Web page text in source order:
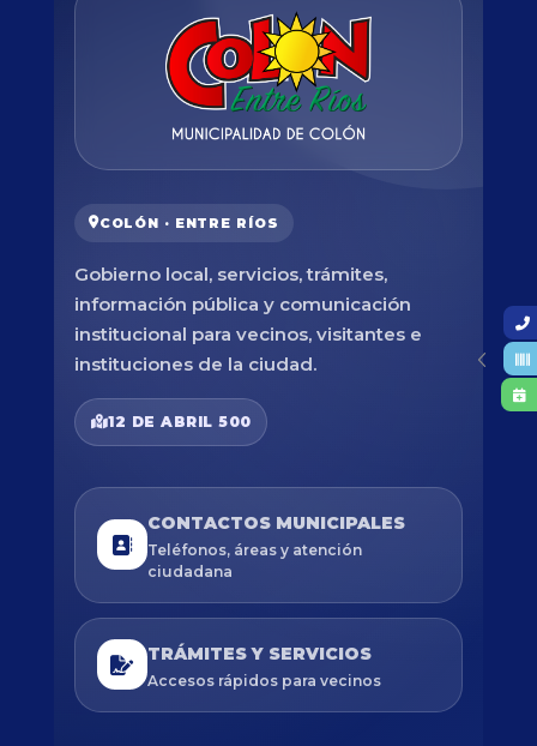
COLÓN · ENTRE RÍOS
Gobierno local, servicios, trámites,
información pública y comunicación
institucional para vecinos, visitantes e
instituciones de la ciudad.
12 DE ABRIL 500
CONTACTOS MUNICIPALES
Teléfonos, áreas y atención
ciudadana
TRÁMITES Y SERVICIOS
Accesos rápidos para vecinos